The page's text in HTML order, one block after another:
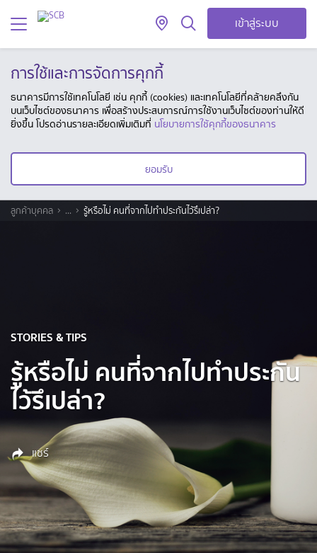
เข้าสู่ระบบ
การใช้และการจัดการคุกกี้
ธนาคารมีการใช้เทคโนโลยี เช่น คุกกี้ (cookies) และเทคโนโลยีที่คล้ายคลึงกัน
บนเว็บไซต์ของธนาคาร เพื่อสร้างประสบการณ์การใช้งานเว็บไซต์ของท่านให้ดี
ยิ่งขึ้น โปรดอ่านรายละเอียดเพิ่มเติมที่ นโยบายการใช้คุกกี้ของธนาคาร
ยอมรับ
ลูกค้าบุคคล ... รู้หรือไม่ คนที่จากไปทำประกันไว้รึเปล่า?
STORIES & TIPS
รู้หรือไม่ คนที่จากไปทำประกัน
ไว้รึเปล่า?
แชร์